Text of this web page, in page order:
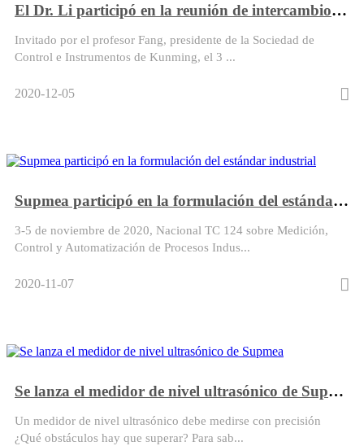
El Dr. Li participó en la reunión de intercambio de caudalímetros de Instrument and Control Society
Invitado por el profesor Fang, presidente de la Sociedad de
Control e Instrumentos de Kunming, el 3 ...
2020-12-05
Supmea participó en la formulación del estándar industrial
3-5 de noviembre de 2020, Nacional TC 124 sobre Medición,
Control y Automatización de Procesos Indus...
2020-11-07
Se lanza el medidor de nivel ultrasónico de Supmea
Un medidor de nivel ultrasónico debe medirse con precisión
¿Qué obstáculos hay que superar? Para sab...